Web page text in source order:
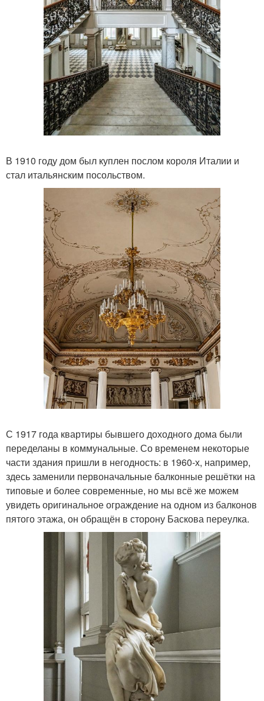
В 1910 году дом был куплен послом короля Италии и
стал итальянским посольством.
С 1917 года квартиры бывшего доходного дома были
переделаны в коммунальные. Со временем некоторые
части здания пришли в негодность: в 1960-х, например,
здесь заменили первоначальные балконные решётки на
типовые и более современные, но мы всё же можем
увидеть оригинальное ограждение на одном из балконов
пятого этажа, он обращён в сторону Баскова переулка.